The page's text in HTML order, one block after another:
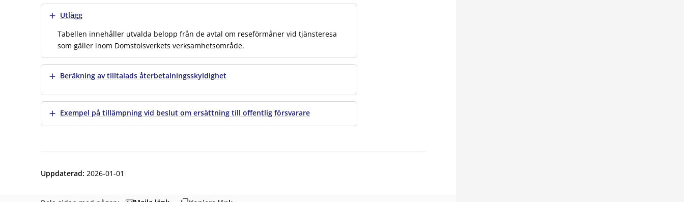
Visa merUtlägg
Tabellen innehåller utvalda belopp från de avtal om reseförmåner vid tjänsteresa
som gäller inom Domstolsverkets verksamhetsområde.
Visa merBeräkning av tilltalads återbetalningsskyldighet
Visa merExempel på tillämpning vid beslut om ersättning till offentlig försvarare
Uppdaterad: 2026-01-01